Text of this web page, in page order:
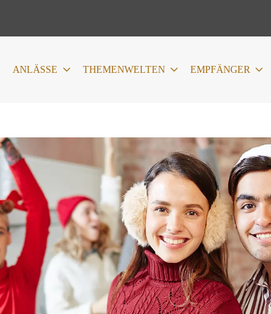
ANLÄSSE THEMENWELTEN EMPFÄNGER